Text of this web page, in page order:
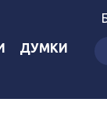
ДУМКИ